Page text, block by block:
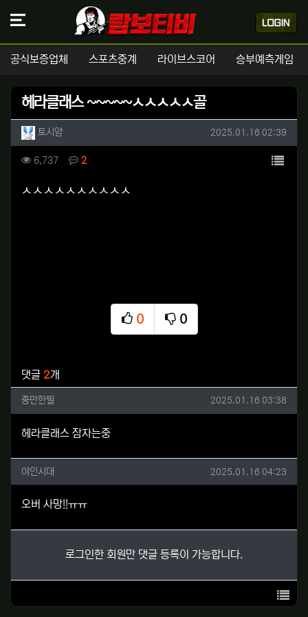
공식보증업체 스포츠중계 라이브스코어 승부예측게임
헤라클래스 ~~~~~ㅅㅅㅅㅅㅅ골
작성자 정보
토시얌작성 작성일
2025.01.16 02:39
컨텐츠 정보
6,737조회 2댓글 목록
본문
ㅅㅅㅅㅅㅅㅅㅅㅅㅅㅅ
0
추천
0
비추천
댓글 2개
충만한필님의 댓글
충만한필 작성일
2025.01.16 03:38
헤라클래스 잠자는중
야인시대님의 댓글
야인시대 작성일
2025.01.16 04:23
오버 사망!!ㅠㅠ
로그인한 회원만 댓글 등록이 가능합니다.
목록